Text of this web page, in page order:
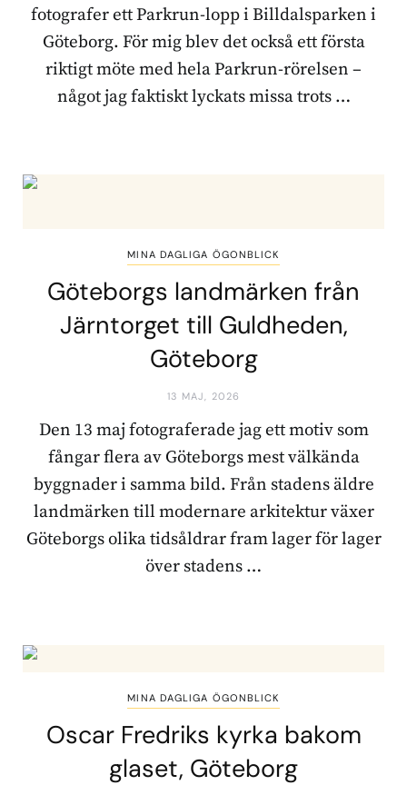
fotografer ett Parkrun-lopp i Billdalsparken i
Göteborg. För mig blev det också ett första
riktigt möte med hela Parkrun-rörelsen –
något jag faktiskt lyckats missa trots …
MINA DAGLIGA ÖGONBLICK
Göteborgs landmärken från
Järntorget till Guldheden,
Göteborg
13 MAJ, 2026
Den 13 maj fotograferade jag ett motiv som
fångar flera av Göteborgs mest välkända
byggnader i samma bild. Från stadens äldre
landmärken till modernare arkitektur växer
Göteborgs olika tidsåldrar fram lager för lager
över stadens …
MINA DAGLIGA ÖGONBLICK
Oscar Fredriks kyrka bakom
glaset, Göteborg